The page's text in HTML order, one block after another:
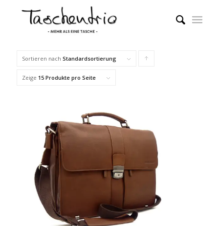
Sortieren nach Standardsortierung
aufsteigender
Reihenfolge
sortieren
Zeige 15 Produkte pro Seite